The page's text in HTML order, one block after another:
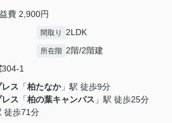
費 2,900円
間取り 2LDK
所在階 2階/2階建
304-1
ス 「柏たなか」駅 徒歩9分
ス 「柏の葉キャンパス 」駅 徒歩25分
徒歩71分